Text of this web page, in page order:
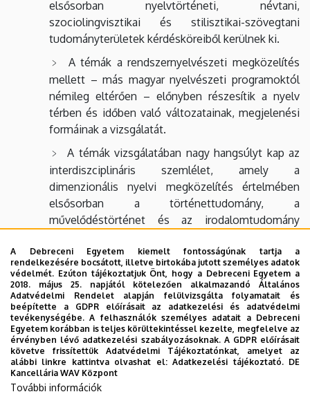
elsősorban nyelvtörténeti, névtani,
szociolingvisztikai és stilisztikai-szövegtani
tudományterületek kérdésköreiből kerülnek ki.
A témák a rendszernyelvészeti megközelítés
mellett – más magyar nyelvészeti programoktól
némileg eltérően – előnyben részesítik a nyelv
térben és időben való változatainak, megjelenési
formáinak a vizsgálatát.
A témák vizsgálatában nagy hangsúlyt kap az
interdiszciplináris szemlélet, amely a
dimenzionális nyelvi megközelítés értelmében
elsősorban a történettudomány, a
művelődéstörténet és az irodalomtudomány
A kutatott témák nemzetközi vonatkozásainak
megismerésére – az adott szakterületeknek
megfelelően – nagy hangsúlyt fektetünk.
A disszertációk témái szorosan kapcsolódnak
a tanszéken folyó kutatási programokhoz, így a
hallgatók egyúttal a programokba is
bekapcsolódva kutatásmódszertani tekintetben is
jártasságot szereznek, valamint ily módon is
A Debreceni Egyetem kiemelt fontosságúnak tartja a
rendelkezésére bocsátott, illetve birtokába jutott személyes adatok
védelmét. Ezúton tájékoztatjuk Önt, hogy a Debreceni Egyetem a
2018. május 25. napjától kötelezően alkalmazandó Általános
Adatvédelmi Rendelet alapján felülvizsgálta folyamatait és
beépítette a GDPR előírásait az adatkezelési és adatvédelmi
tevékenységébe. A felhasználók személyes adatait a Debreceni
Egyetem korábban is teljes körültekintéssel kezelte, megfelelve az
érvényben lévő adatkezelési szabályozásoknak. A GDPR előírásait
követve frissítettük Adatvédelmi Tájékoztatónkat, amelyet az
alábbi linkre kattintva olvashat el:Adatkezelési tájékoztató. DE
Kancellária WAV Központ
További információk